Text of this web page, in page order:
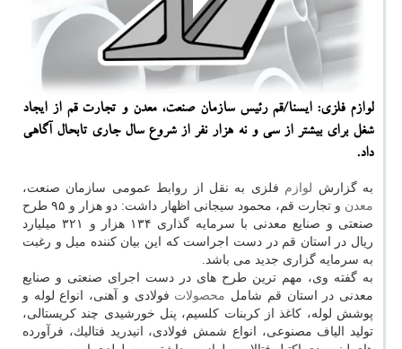
لوازم فلزی: ایسنا/قم رئیس سازمان صنعت، معدن و تجارت قم از ایجاد
شغل برای بیشتر از سی و نه هزار نفر از شروع سال جاری تابحال آگاهی
داد.
به گزارش لوازم فلزی به نقل از روابط عمومی سازمان صنعت،
معدن
و تجارت قم، محمود سیجانی اظهار داشت: دو هزار و ۹۵ طرح
صنعتی و صنایع معدنی با سرمایه گذاری ۱۳۴ هزار و ۳۲۱ میلیارد
ریال در استان قم در دست اجراست كه این بیان كننده میل و رغبت
به سرمایه گزاری جدید می باشد.
به گفته وی، مهم ترین طرح های در دست اجرای صنعتی و صنایع
معدنی در استان قم شامل محصولات فولادی و آهنی، انواع لوله و
پوشش لوله، كاغذ از كربنات كلسیم، پنل خورشیدی چند كریستالی،
تولید الیاف مصنوعی، انواع شمش فولادی، انیدرید فتالیك، فرآورده